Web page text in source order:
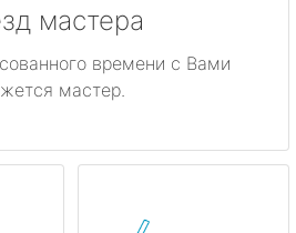
мастера
времени с Вами
мастер.